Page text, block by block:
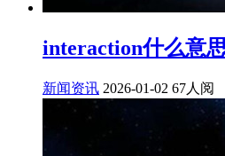
interaction什么意思
新闻资讯 2026-01-02 67人阅